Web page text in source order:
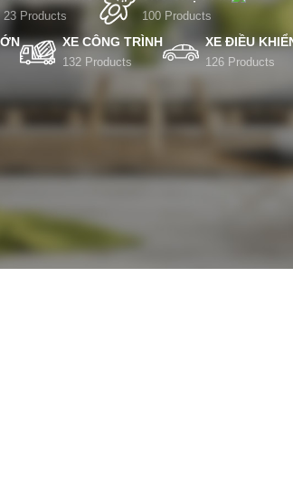
23 Products 100 Products
XE CÔNG TRÌNH
132 Products
XE ĐIỀU
126 Products
Show